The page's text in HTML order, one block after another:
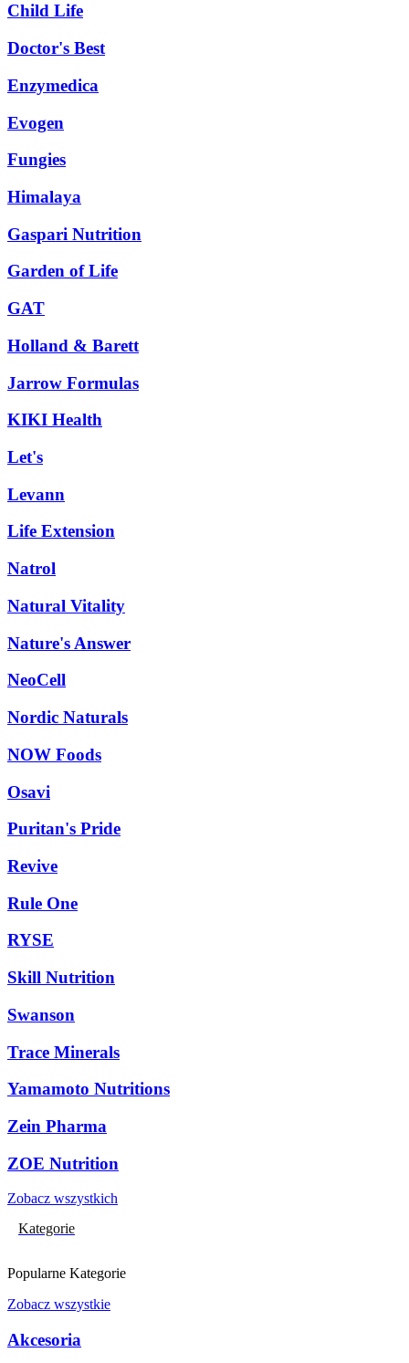
Child Life
Doctor's Best
Enzymedica
Evogen
Fungies
Himalaya
Gaspari Nutrition
Garden of Life
GAT
Holland & Barett
Jarrow Formulas
KIKI Health
Let's
Levann
Life Extension
Natrol
Natural Vitality
Nature's Answer
NeoCell
Nordic Naturals
NOW Foods
Osavi
Puritan's Pride
Revive
Rule One
RYSE
Skill Nutrition
Swanson
Trace Minerals
Yamamoto Nutritions
Zein Pharma
ZOE Nutrition
Zobacz wszystkich
Kategorie
Popularne Kategorie
Zobacz wszystkie
Akcesoria